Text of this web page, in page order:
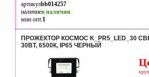
артикулbb014257
наличиев наличии
мин опт.1
ПРОЖЕКТОР КОСМОС K_PR5_LED_30
30ВТ, 6500К, IP65 ЧЕРНЫЙ